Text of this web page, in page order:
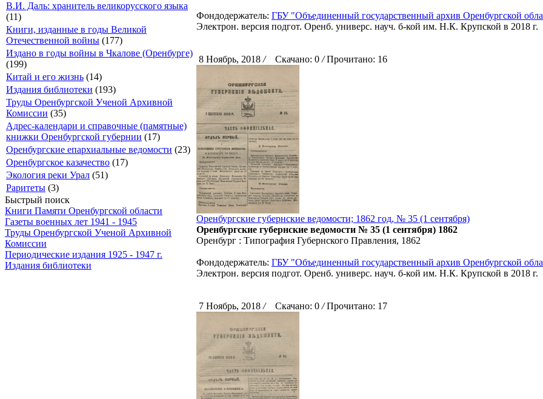
В.И. Даль: хранитель великорусского языка
(11)
Книги, изданные в годы Великой
Отечественной войны (177)
Издано в годы войны в Чкалове (Оренбурге)
(199)
Китай и его жизнь (14)
Издания библиотеки (193)
Труды Оренбургской Ученой Архивной
Комиссии (35)
Адрес-календари и справочные (памятные)
книжки Оренбургской губернии (17)
Оренбургские епархиальные ведомости (23)
Оренбургское казачество (17)
Экология реки Урал (51)
Раритеты (3)
Быстрый поиск
Книги Памяти Оренбургской области
Газеты военных лет 1941 - 1945
Труды Оренбургской Ученой Архивной
Комиссии
Периодические издания 1925 - 1947 г.
Издания библиотеки
Фондодержатель: ГБУ "Объединенный государственный архив Оренбургской
Электрон. версия подгот. Оренб. универс. науч. б-кой им. Н.К. Крупской в 2018 г.
8 Ноябрь, 2018 /Скачано: 0 /Прочитано: 16
Оренбургские губернские ведомости; 1862 год, № 35 (1 сентября)
Оренбургские губернские ведомости № 35 (1 сентября) 1862
Оренбург : Типография Губернского Правления, 1862
Фондодержатель: ГБУ "Объединенный государственный архив Оренбургской
Электрон. версия подгот. Оренб. универс. науч. б-кой им. Н.К. Крупской в 2018 г.
7 Ноябрь, 2018/Скачано: 0/Прочитано: 17